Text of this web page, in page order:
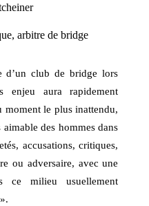
arbitre de bridge
d’un club de bridge lors
enjeu aura rapidement
moment le plus inattendu,
des hommes dans
accusations, critiques,
ou adversaire, avec une
ce milieu usuellement